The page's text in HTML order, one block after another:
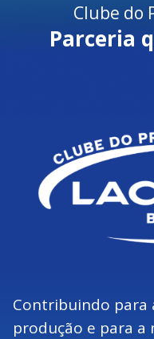
Clube do
Parceria
Contribuindo para
produção e para